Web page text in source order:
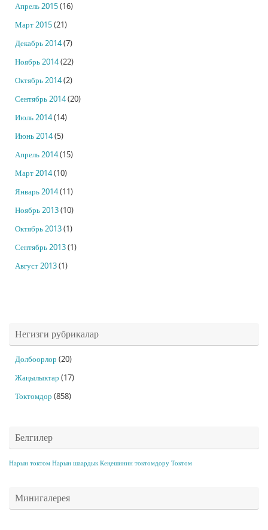
Апрель 2015(16)
Март 2015(21)
Декабрь 2014(7)
Ноябрь 2014(22)
Октябрь 2014(2)
Сентябрь 2014(20)
Июль 2014(14)
Июнь 2014(5)
Апрель 2014(15)
Март 2014(10)
Январь 2014(11)
Ноябрь 2013(10)
Октябрь 2013(1)
Сентябрь 2013(1)
Август 2013(1)
Негизги рубрикалар
Долбоорлор (20)
Жаңылыктар (17)
Токтомдор (858)
Белгилер
Нарын токтом Нарын шаардык Кеңешинин токтомдору Токтом
Минигалерея